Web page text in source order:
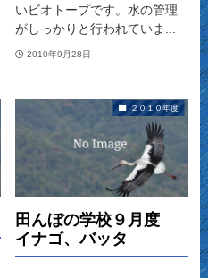
いビオトープです。水の管理
がしっかりと行われていま...
2010年9月28日
２０１０年度
田んぼの学校９月度
イナゴ、バッタ